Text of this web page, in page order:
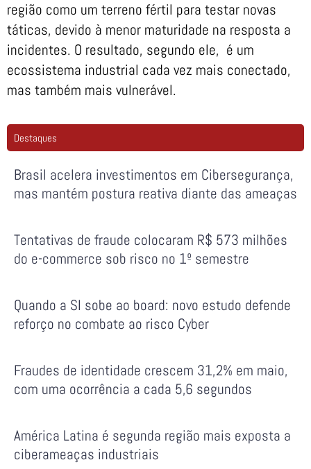
região como um terreno fértil para testar novas
táticas, devido à menor maturidade na resposta a
incidentes. O resultado, segundo ele, é um
ecossistema industrial cada vez mais conectado,
mas também mais vulnerável.
Destaques
Brasil acelera investimentos em Cibersegurança,
mas mantém postura reativa diante das ameaças
Tentativas de fraude colocaram R$ 573 milhões
do e-commerce sob risco no 1º semestre
Quando a SI sobe ao board: novo estudo defende
reforço no combate ao risco Cyber
Fraudes de identidade crescem 31,2% em maio,
com uma ocorrência a cada 5,6 segundos
América Latina é segunda região mais exposta a
ciberameaças industriais